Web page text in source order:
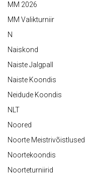
MM 2026
MM Valikturniir
N
Naiskond
Naiste Jalgpall
Naiste Koondis
Neidude Koondis
NLT
Noored
Noorte Meistrivõistlused
Noortekoondis
Noorteturniirid